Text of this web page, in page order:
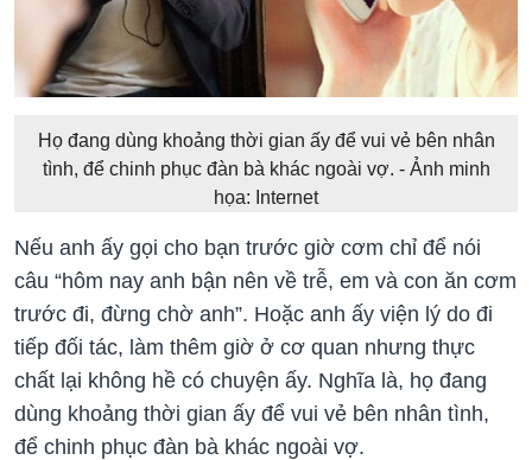
Họ đang dùng khoảng thời gian ấy để vui vẻ bên nhân
tình, để chinh phục đàn bà khác ngoài vợ. - Ảnh minh
họa: Internet
Nếu anh ấy gọi cho bạn trước giờ cơm chỉ để nói
câu “hôm nay anh bận nên về trễ, em và con ăn cơm
trước đi, đừng chờ anh”. Hoặc anh ấy viện lý do đi
tiếp đối tác, làm thêm giờ ở cơ quan nhưng thực
chất lại không hề có chuyện ấy. Nghĩa là, họ đang
dùng khoảng thời gian ấy để vui vẻ bên nhân tình,
để chinh phục đàn bà khác ngoài vợ.